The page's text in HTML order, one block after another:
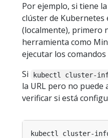
Por ejemplo, si tiene
clúster de
(localmente), primero
herramienta como
ejecutar los
Si
kubectl cluster-
la URL pero no puede
verificar si está